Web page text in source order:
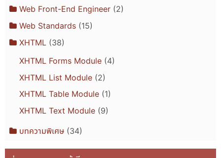
Web Front-End Engineer(2)
Web Standards(15)
XHTML (38)
XHTML Forms Module(4)
XHTML List Module(2)
XHTML Table Module(1)
XHTML Text Module(9)
บทความพิเศษ(34)